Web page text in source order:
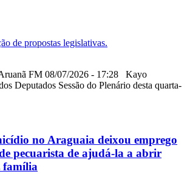
FM 08/07/2026 - 17:28 Kayo
Deputados Sessão do Plenário desta quarta-
no Araguaia deixou emprego
pecuarista de ajudá-la a abrir
família